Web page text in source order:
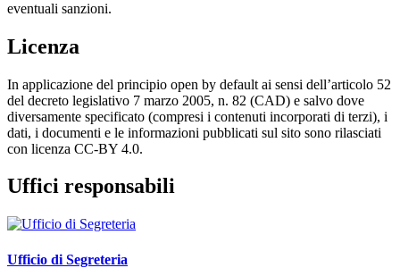
eventuali sanzioni.
Licenza
In applicazione del principio open by default ai sensi dell’articolo 52
del decreto legislativo 7 marzo 2005, n. 82 (CAD) e salvo dove
diversamente specificato (compresi i contenuti incorporati di terzi), i
dati, i documenti e le informazioni pubblicati sul sito sono rilasciati
con licenza CC-BY 4.0.
Uffici responsabili
Ufficio di Segreteria